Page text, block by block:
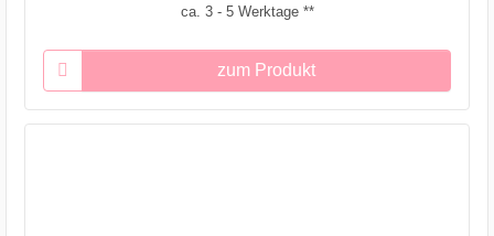
ca. 3 - 5 Werktage **
zum Produkt